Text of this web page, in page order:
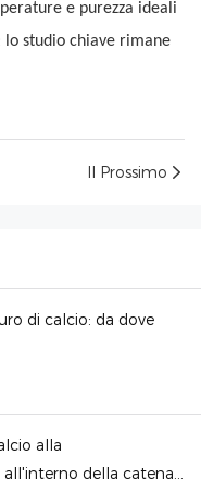
e purezza ideali
studio chiave rimane
Il Prossimo
di calcio: da dove
alla
della catena